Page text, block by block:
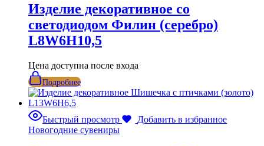
Изделие декоративное со
светодиодом Филин (серебро)
L8W6H10,5
Цена доступна после входа
Подробнее
Быстрый просмотр
Добавить в избранное
Новогодние сувениры